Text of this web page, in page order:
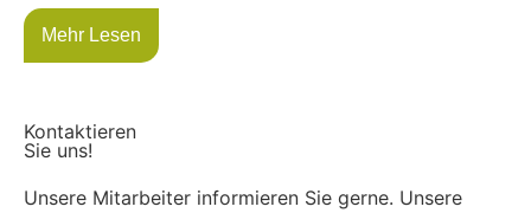
Mehr Lesen
Kontaktieren
Sie uns!
Unsere Mitarbeiter informieren Sie gerne. Unsere